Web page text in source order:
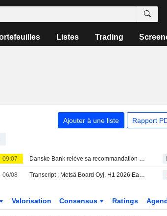
Listes Trading
Ajouter à une liste Rapport
09:07 Danske Bank relève sa recommandation sur Metsä Board à l'achat (conserver), objectif de cours à 4 euros - BN
06/08 Transcript : Metsä Board Oyj, H1 2026 Earnings Call, Aug 06, 2026
Valorisation Consensus Ratings